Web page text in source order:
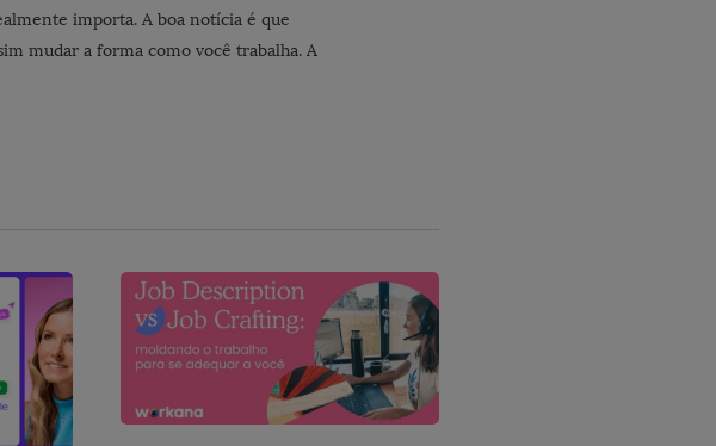
importa. A boa notícia é que
mudar a forma como você trabalha. A